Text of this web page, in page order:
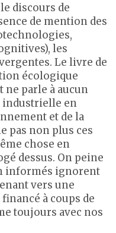
discours de
de mention des
les
Le livre de
écologique
ne parle à aucun
industrielle en
et de la
pas non plus ces
chose en
dessus. On peine
informés ignorent
vers une
à coups de
toujours avec nos